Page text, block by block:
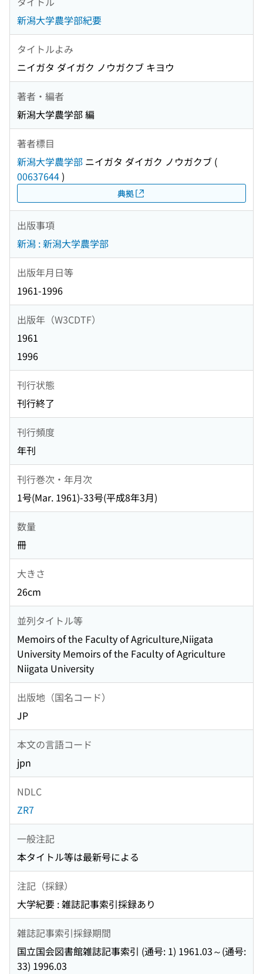
新潟大学農学部紀要
タイトルよみ
ニイガタ ダイガク ノウガクブ キヨウ
著者・編者
新潟大学農学部 編
著者標目
新潟大学農学部 ニイガタ ダイガク ノウガクブ (
00637644)
典拠
出版事項
新潟 : 新潟大学農学部
出版年月日等
1961-1996
出版年（W3CDTF）
1961
1996
刊行状態
刊行終了
刊行頻度
年刊
刊行巻次・年月次
1号(Mar. 1961)-33号(平成8年3月)
数量
冊
大きさ
26cm
並列タイトル等
Memoirs of the Faculty of Agriculture,Niigata
University Memoirs of the Faculty of Agriculture
Niigata University
出版地（国名コード）
JP
本文の言語コード
jpn
NDLC
ZR7
一般注記
本タイトル等は最新号による
注記（採録）
大学紀要 : 雑誌記事索引採録あり
雑誌記事索引採録期間
国立国会図書館雑誌記事索引 (通号: 1) 1961.03～(通号:
33) 1996.03